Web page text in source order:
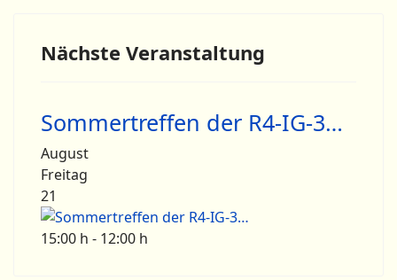
Nächste Veranstaltung
Sommertreffen der R4-IG-3…
August
Freitag
21
15:00 h - 12:00 h